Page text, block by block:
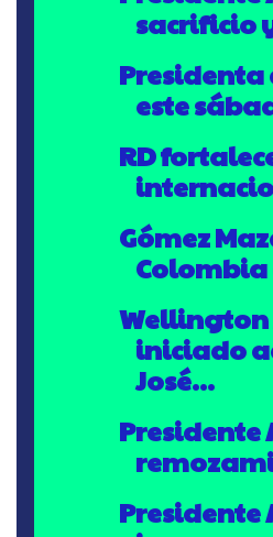
sacrificio
este
RD
Gómez
Colombia
iniciado
José...